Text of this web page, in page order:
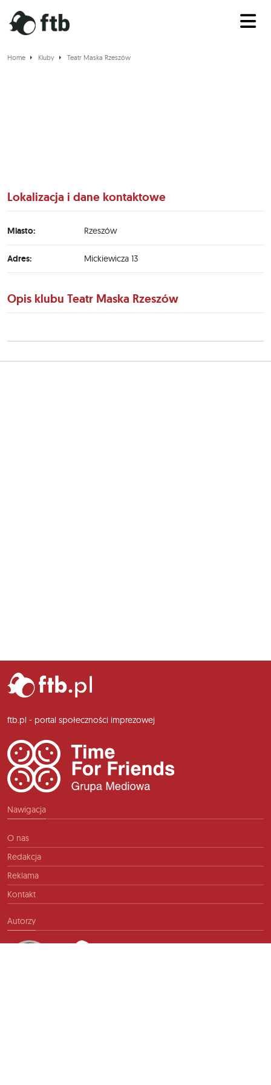
Home Kluby Teatr Maska Rzeszów
Lokalizacja i dane kontaktowe
Miasto: Rzeszów
Adres: Mickiewicza 13
Opis klubu Teatr Maska Rzeszów
ftb.pl - portal społeczności imprezowej
Nawigacja
O nas
Redakcja
Reklama
Kontakt
Autorzy